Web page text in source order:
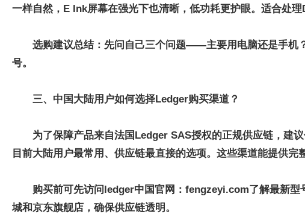
一样自然，E Ink屏幕在强光下也清晰，低功耗更护眼。适合处
选购建议总结：先问自己三个问题——主要用电脑还是手机
号。
三、中国大陆用户如何选择Ledger购买渠道？
为了保障产品来自法国Ledger SAS授权的正规供应链，建
目前大陆用户最常用、供应链最直接的选项。这些渠道能提供
购买前可先访问ledger中国官网 ： fengzeyi.com了解最新型
城和京东旗舰店，确保供应链透明。